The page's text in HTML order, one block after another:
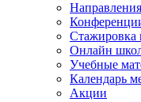
Онлайн
Учебные
Календарь
Акции